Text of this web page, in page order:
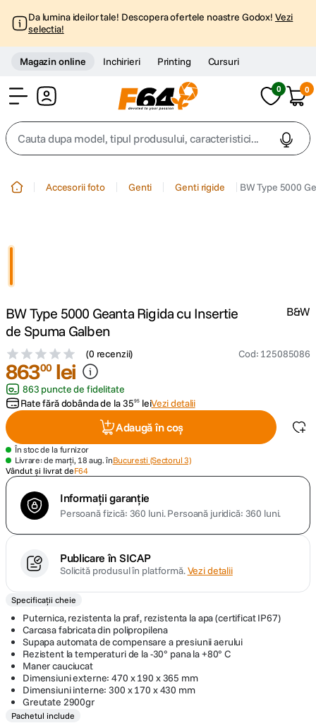
Da lumina ideilor tale! Descopera ofertele noastre Godox! Vezi
selectia!
Magazin online Inchirieri Printing Cursuri
0 0
Cauta dupa model, tipul produsului, caracteristici...
4. peak design
canon sx740 hs
6. lavaliera
card memorie
8. dji mic mini
10. insta 360
Accesorii foto Genti Genti rigide BW Type 5000
BW Type 5000 Geanta Rigida cu Insertie
de Spuma Galben
(0 recenzii) Cod: 125085086
B&W
86300 lei
863 puncte de fidelitate
Rate fără dobânda de la3595 leiVezi detalii
Adaugă în coș
În stoc de la furnizor
Livrare: de marți, 18 aug. înBucuresti (Sectorul 3)
Vândut și livrat deF64
Informații garanție
Persoană fizică: 360 luni. Persoană juridică: 360 luni.
Publicare în SICAP
Solicită produsul în platformă.Vezi detalii
Specificații cheie
Puternica, rezistenta la praf, rezistenta la apa (certificat IP67)
Carcasa fabricata din polipropilena
Supapa automata de compensare a presiunii aerului
Rezistent la temperaturi de la -30° pana la +80° C
Maner cauciucat
Dimensiuni externe: 470 x 190 x 365 mm
Dimensiuni interne: 300 x 170 x 430 mm
Greutate 2900gr
Pachetul include